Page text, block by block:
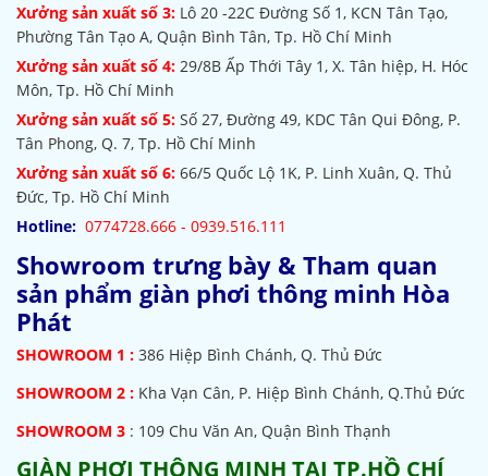
Xưởng sản xuất số 3: Lô 20 -22C Đường Số 1, KCN Tân Tạo,
Phường Tân Tạo A, Quận Bình Tân, Tp. Hồ Chí Minh
Xưởng sản xuất số 4: 29/8B Ấp Thới Tây 1, X. Tân hiệp, H. Hóc
Môn, Tp. Hồ Chí Minh
Xưởng sản xuất số 5: Số 27, Đường 49, KDC Tân Qui Đông, P.
Tân Phong, Q. 7, Tp. Hồ Chí Minh
Xưởng sản xuất số 6: 66/5 Quốc Lộ 1K, P. Linh Xuân, Q. Thủ
Đức, Tp. Hồ Chí Minh
Hotline: 0774728.666 - 0939.516.111
Showroom trưng bày & Tham quan
sản phẩm giàn phơi thông minh Hòa
Phát
SHOWROOM 1 : 386 Hiệp Bình Chánh, Q. Thủ Đức
SHOWROOM 2 : Kha Vạn Cân, P. Hiệp Bình Chánh, Q.Thủ Đức
SHOWROOM 3 : 109 Chu Văn An, Quận Bình Thạnh
GIÀN PHƠI THÔNG MINH TẠI TP.HỒ CHÍ